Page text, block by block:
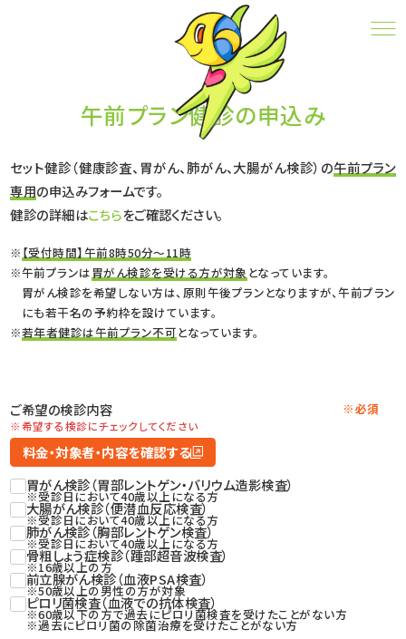
午前プラン健診の申込み
CONTACT
午前プラン健診の申込み
セット健診（健康診査、胃がん、肺がん、大腸がん検診）の午前プラン
専用の申込みフォームです。
健診の詳細はこちらをご確認ください。
【受付時間】午前8時50分～11時
午前プランは胃がん検診を受ける方が対象 となっています。
胃がん検診を希望しない方は、原則午後プランとなりますが、午前プラン
にも若干名の予約枠を設けています。
若年者健診は午前プラン不可となっています。
ご希望の検診内容 ※必須
※希望する検診にチェックしてください
料金・対象者・内容を確認する
胃がん検診（胃部レントゲン・バリウム造影検査）
※受診日において40歳以上になる方
大腸がん検診（便潜血反応検査）
※受診日において40歳以上になる方
肺がん検診（胸部レントゲン検査）
※受診日において40歳以上になる方
骨粗しょう症検診（踵部超音波検査）
※16歳以上の方
前立腺がん検診（血液PSA検査）
※50歳以上の男性の方が対象
ピロリ菌検査（血液での抗体検査）
※60歳以下の方で過去にピロリ菌検査を受けたことがない方
※過去にピロリ菌の除菌治療を受けたことがない方